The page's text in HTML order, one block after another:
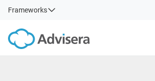
Frameworks